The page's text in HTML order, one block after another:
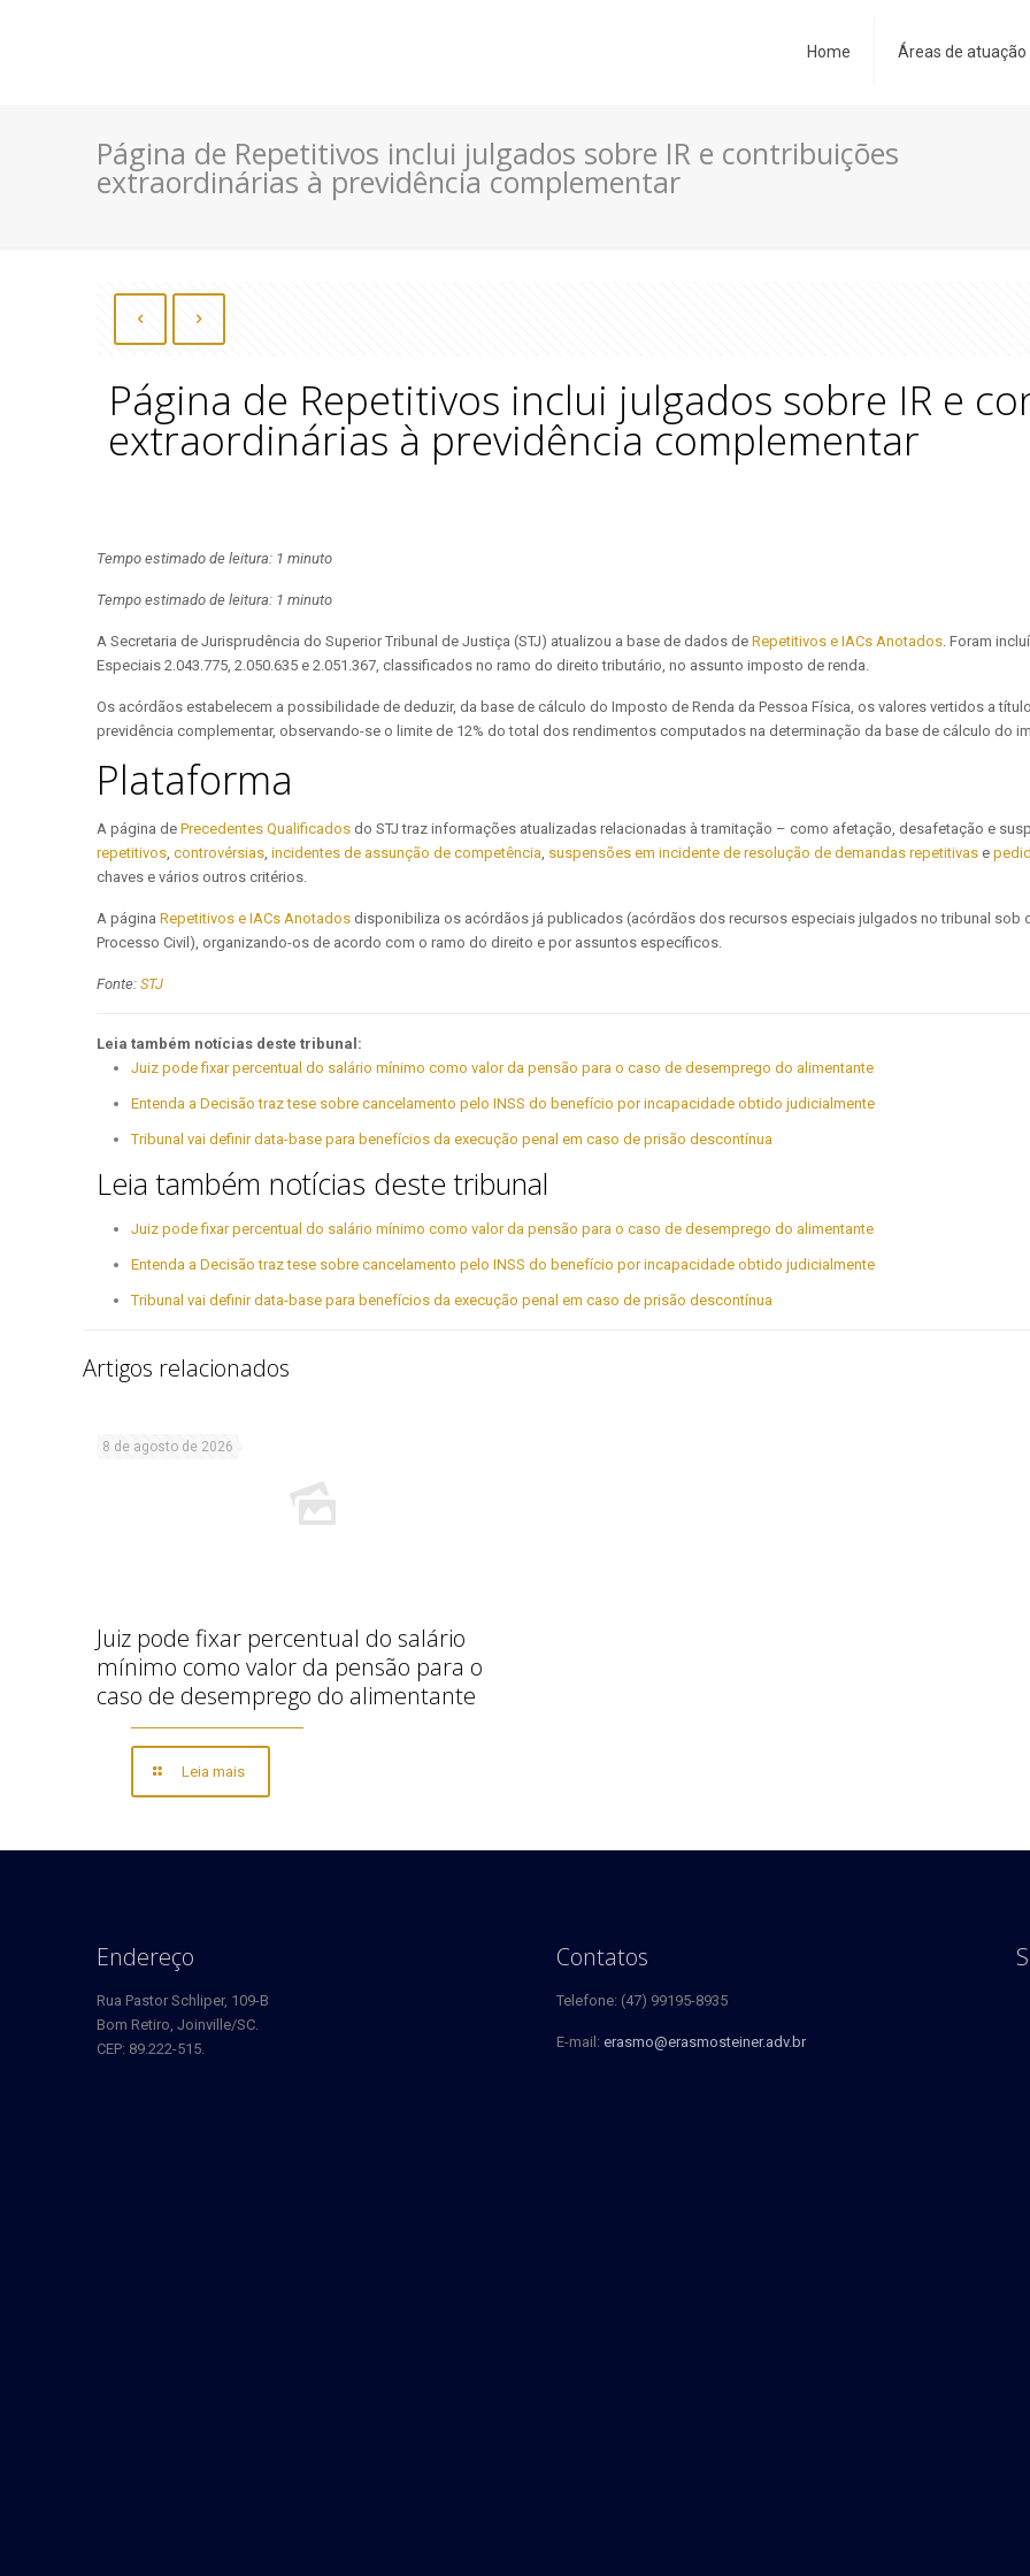
Home Áreas de atuação
Página de Repetitivos inclui julgados sobre IR e contribuições
extraordinárias à previdência complementar
Página de Repetitivos inclui julgados sobre IR e
extraordinárias à previdência complementar
Tempo estimado de leitura: 1 minuto
Tempo estimado de leitura: 1 minuto
A Secretaria de Jurisprudência do Superior Tribunal de Justiça (STJ) atualizou a base de dados de Repetitivos e IACs Anotados. Foram
Especiais 2.043.775, 2.050.635 e 2.051.367, classificados no ramo do direito tributário, no assunto imposto de renda.
Os acórdãos estabelecem a possibilidade de deduzir, da base de cálculo do Imposto de Renda da Pessoa Física, os valores vertidos a
previdência complementar, observando-se o limite de 12% do total dos rendimentos computados na determinação da base de cálculo do
Plataforma
A página de Precedentes Qualificados do STJ traz informações atualizadas relacionadas à tramitação – como afetação, desafetação e
repetitivos, controvérsias, incidentes de assunção de competência, suspensões em incidente de resolução de demandas repetitivas e
chaves e vários outros critérios.
A página Repetitivos e IACs Anotados disponibiliza os acórdãos já publicados (acórdãos dos recursos especiais julgados no tribunal sob
Processo Civil), organizando-os de acordo com o ramo do direito e por assuntos específicos.
Fonte: STJ
Leia também notícias deste tribunal:
Juiz pode fixar percentual do salário mínimo como valor da pensão para o caso de desemprego do alimentante
Entenda a Decisão traz tese sobre cancelamento pelo INSS do benefício por incapacidade obtido judicialmente
Tribunal vai definir data-base para benefícios da execução penal em caso de prisão descontínua
Leia também notícias deste tribunal
Juiz pode fixar percentual do salário mínimo como valor da pensão para o caso de desemprego do alimentante
Entenda a Decisão traz tese sobre cancelamento pelo INSS do benefício por incapacidade obtido judicialmente
Tribunal vai definir data-base para benefícios da execução penal em caso de prisão descontínua
Artigos relacionados
8 de agosto de 2026
Juiz pode fixar percentual do salário
mínimo como valor da pensão para o
caso de desemprego do alimentante
Leia mais
Endereço
Rua Pastor Schliper, 109-B
Bom Retiro, Joinville/SC.
CEP: 89.222-515.
Contatos
Telefone: (47) 99195-8935
E-mail: erasmo@erasmosteiner.adv.br